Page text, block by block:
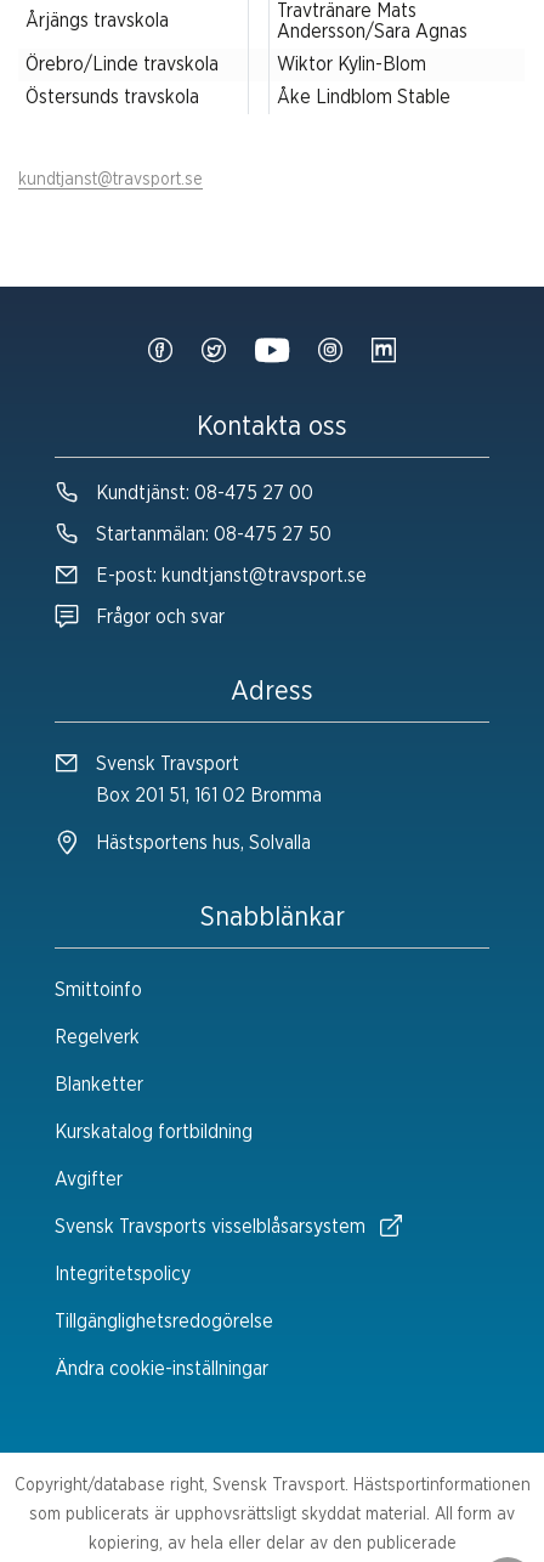
Årjängs travskola
Travtränare Mats
Andersson/Sara Agnas
Örebro/Linde travskola
Wiktor Kylin-Blom
Östersunds travskola
Åke Lindblom Stable
kundtjanst@travsport.se
Snabblänkar
Smittoinfo
Regelverk
Blanketter
Kurskatalog fortbildning
Avgifter
Svensk Travsports visselblåsarsystem
Integritetspolicy
Tillgänglighetsredogörelse
Ändra cookie-inställningar
Kontakta oss
Kundtjänst: 08-475 27 00
Startanmälan: 08-475 27 50
E-post: kundtjanst@travsport.se
Frågor och svar
Adress
Svensk Travsport
Box 201 51, 161 02 Bromma
Hästsportens hus, Solvalla
Copyright/database right, Svensk Travsport. Hästsportinformationen
som publicerats är upphovsrättsligt skyddat material. All form av
kopiering, av hela eller delar av den publicerade